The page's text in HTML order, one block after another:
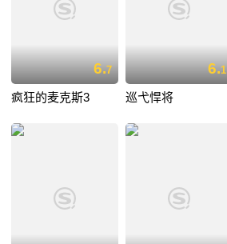
6.7
疯狂的麦克斯3
6.1
巡弋悍将